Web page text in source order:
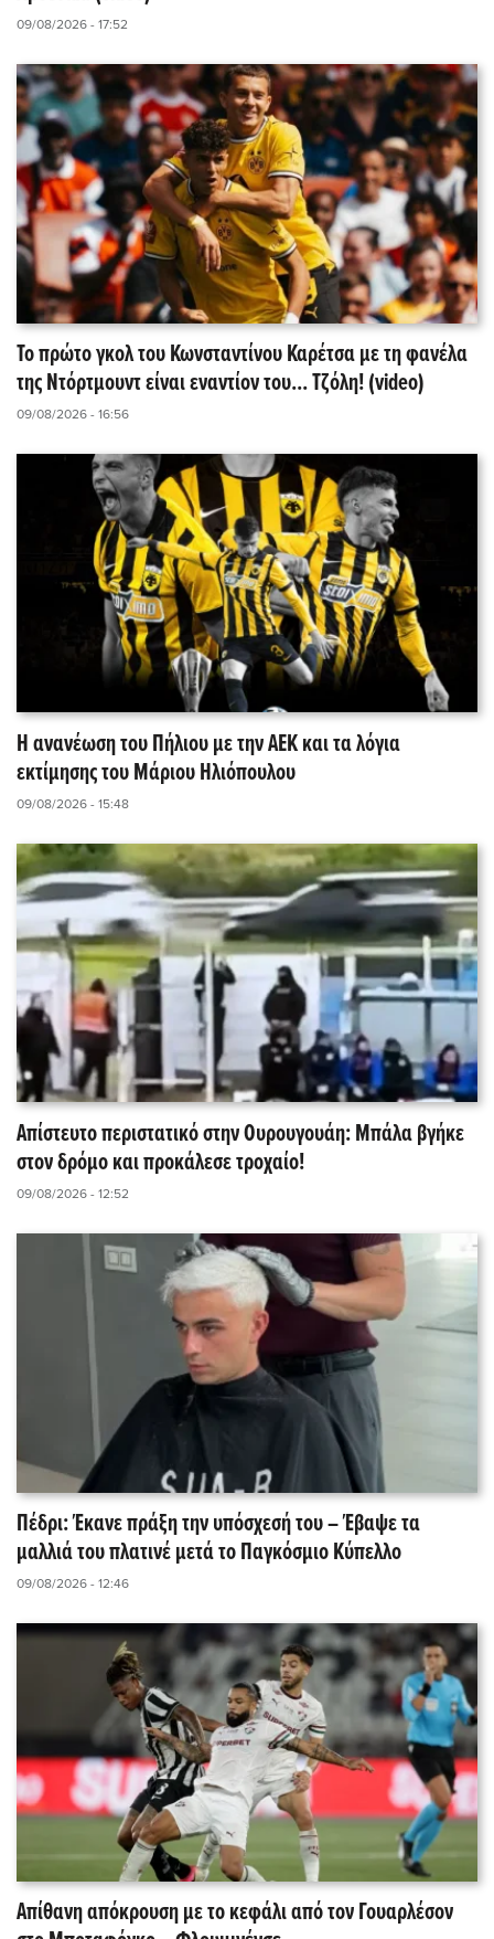
09/08/2026 - 17:52
Το πρώτο γκολ του Κωνσταντίνου Καρέτσα με τη φανέλα
της Ντόρτμουντ είναι εναντίον του... Τζόλη! (video)
09/08/2026 - 16:56
Η ανανέωση του Πήλιου με την ΑΕΚ και τα λόγια
εκτίμησης του Μάριου Ηλιόπουλου
09/08/2026 - 15:48
Απίστευτο περιστατικό στην Ουρουγουάη: Μπάλα βγήκε
στον δρόμο και προκάλεσε τροχαίο!
09/08/2026 - 12:52
Πέδρι: Έκανε πράξη την υπόσχεσή του – Έβαψε τα
μαλλιά του πλατινέ μετά το Παγκόσμιο Κύπελλο
09/08/2026 - 12:46
Απίθανη απόκρουση με το κεφάλι από τον Γουαρλέσον